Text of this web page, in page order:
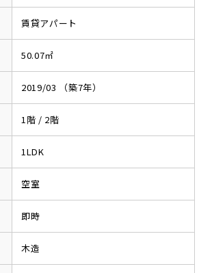
賃貸アパート
50.07㎡
2019/03 （築7年）
1階 / 2階
1LDK
空室
即時
木造